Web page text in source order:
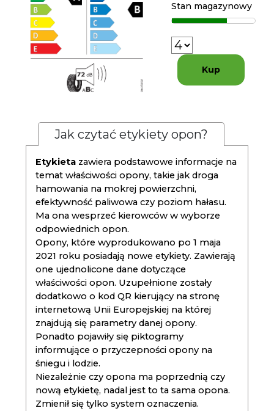
Stan magazynowy
Kup
Jak czytać etykiety opon?
Etykieta zawiera podstawowe informacje na
temat właściwości opony, takie jak droga
hamowania na mokrej powierzchni,
efektywność paliwowa czy poziom hałasu.
Ma ona wesprzeć kierowców w wyborze
odpowiednich opon.
Opony, które wyprodukowano po 1 maja
2021 roku posiadają nowe etykiety. Zawierają
one ujednolicone dane dotyczące
właściwości opon. Uzupełnione zostały
dodatkowo o kod QR kierujący na stronę
internetową Unii Europejskiej na której
znajdują się parametry danej opony.
Ponadto pojawiły się piktogramy
informujące o przyczepności opony na
śniegu i lodzie.
Niezależnie czy opona ma poprzednią czy
nową etykietę, nadal jest to ta sama opona.
Zmienił się tylko system oznaczenia.